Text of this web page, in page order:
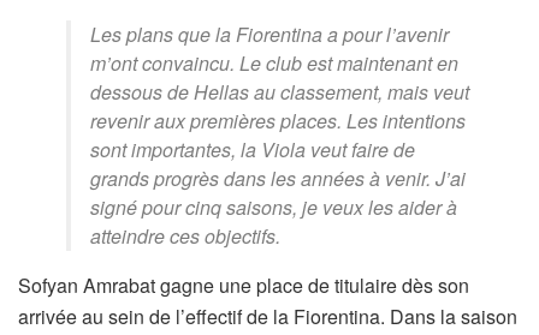
Les plans que la Fiorentina a pour l’avenir
m’ont convaincu. Le club est maintenant en
dessous de Hellas au classement, mais veut
revenir aux premières places. Les intentions
sont importantes, la Viola veut faire de
grands progrès dans les années à venir. J’ai
signé pour cinq saisons, je veux les aider à
atteindre ces objectifs.
Sofyan Amrabat gagne une place de titulaire dès son
arrivée au sein de l’effectif de la Fiorentina. Dans la saison